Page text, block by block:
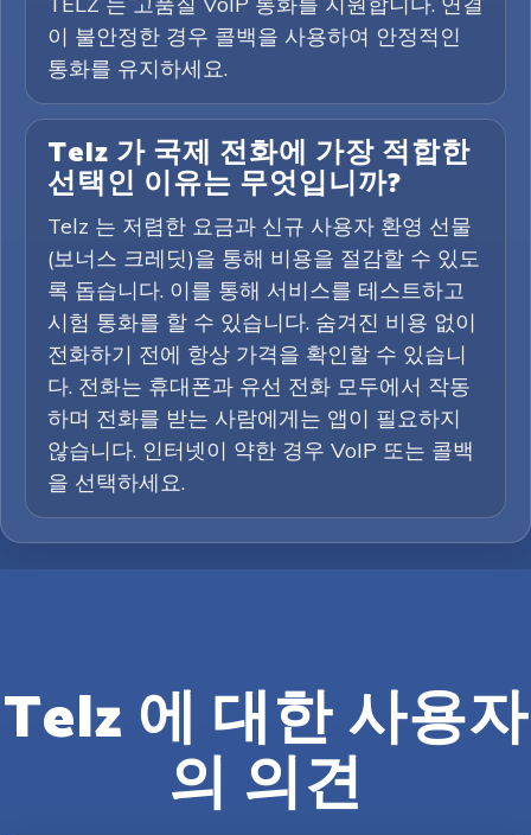
이 불안정한 경우 콜백을 사용하여 안정적인
통화를 유지하세요.
Telz 가 국제 전화에 가장 적합한
선택인 이유는 무엇입니까?
Telz 는 저렴한 요금과 신규 사용자 환영 선물
(보너스 크레딧)을 통해 비용을 절감할 수 있도
록 돕습니다. 이를 통해 서비스를 테스트하고
시험 통화를 할 수 있습니다. 숨겨진 비용 없이
전화하기 전에 항상 가격을 확인할 수 있습니
다. 전화는 휴대폰과 유선 전화 모두에서 작동
하며 전화를 받는 사람에게는 앱이 필요하지
않습니다. 인터넷이 약한 경우 VoIP 또는 콜백
을 선택하세요.
Telz 에 대한 사용자
의 의견